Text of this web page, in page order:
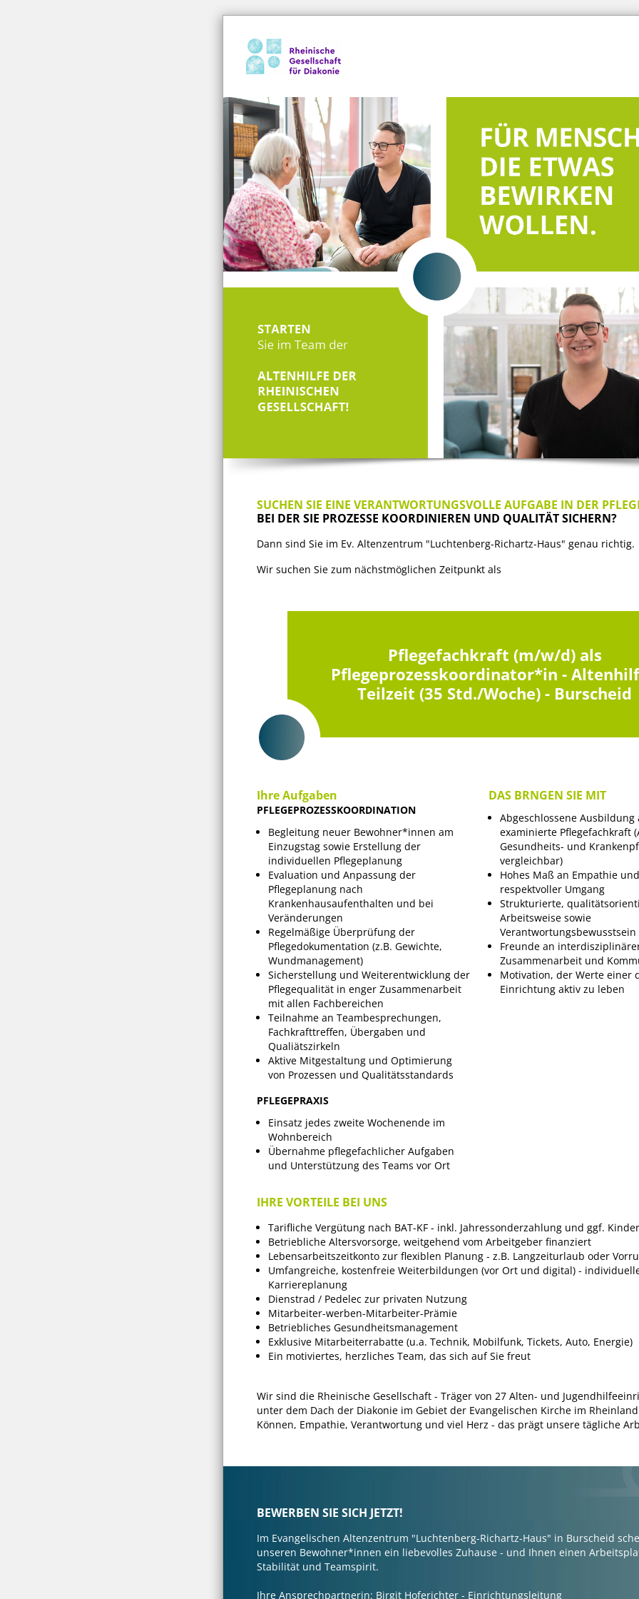
SUCHEN SIE EINE VERANTWORTUNGSVOLLE AUFGABE IN DER
BEI DER SIE PROZESSE KOORDINIEREN UND QUALITÄT SICHERN?
Dann sind Sie im Ev. Altenzentrum "Luchtenberg-Richartz-Haus" genau richtig.
Wir suchen Sie zum nächstmöglichen Zeitpunkt als
Pflegefachkraft (m/w/d) als
Pflegeprozesskoordinator*in -
Teilzeit (35 Std./Woche) - Burscheid
Ihre Aufgaben
PFLEGEPROZESSKOORDINATION
Begleitung neuer Bewohner*innen am
Einzugstag sowie Erstellung der
individuellen Pflegeplanung
Evaluation und Anpassung der
Pflegeplanung nach
Krankenhausaufenthalten und bei
Veränderungen
Regelmäßige Überprüfung der
Pflegedokumentation (z.B. Gewichte,
Wundmanagement)
Sicherstellung und Weiterentwicklung der
Pflegequalität in enger Zusammenarbeit
mit allen Fachbereichen
Teilnahme an Teambesprechungen,
Fachkrafttreffen, Übergaben und
Qualiätszirkeln
Aktive Mitgestaltung und Optimierung
von Prozessen und Qualitätsstandards
PFLEGEPRAXIS
Einsatz jedes zweite Wochenende im
Wohnbereich
Übernahme pflegefachlicher Aufgaben
und Unterstützung des Teams vor Ort
DAS BRNGEN SIE MIT
Abgeschlossene Ausbildung
examinierte Pflegefachkraft
Gesundheits- und
vergleichbar)
Hohes Maß an Empathie und
respektvoller Umgang
Strukturierte,
Arbeitsweise sowie
Verantwortungsbewusstsein
Freunde an
Zusammenarbeit und
Motivation, der Werte einer
Einrichtung aktiv zu leben
IHRE VORTEILE BEI UNS
Tarifliche Vergütung nach BAT-KF - inkl. Jahressonderzahlung und ggf.
Betriebliche Altersvorsorge, weitgehend vom Arbeitgeber finanziert
Lebensarbeitszeitkonto zur flexiblen Planung - z.B. Langzeiturlaub oder
Umfangreiche, kostenfreie Weiterbildungen (vor Ort und digital) -
Karriereplanung
Dienstrad / Pedelec zur privaten Nutzung
Mitarbeiter-werben-Mitarbeiter-Prämie
Betriebliches Gesundheitsmanagement
Exklusive Mitarbeiterrabatte (u.a. Technik, Mobilfunk, Tickets, Auto, Energie)
Ein motiviertes, herzliches Team, das sich auf Sie freut
Wir sind die Rheinische Gesellschaft - Träger von 27 Alten- und
unter dem Dach der Diakonie im Gebiet der Evangelischen Kirche im
Können, Empathie, Verantwortung und viel Herz - das prägt unsere tägliche
BEWERBEN SIE SICH JETZT!
Im Evangelischen Altenzentrum "Luchtenberg-Richartz-Haus" in Burscheid
unseren Bewohner*innen ein liebevolles Zuhause - und Ihnen einen
Stabilität und Teamspirit.
Ihre Ansprechpartnerin: Birgit Hoferichter - Einrichtungsleitung